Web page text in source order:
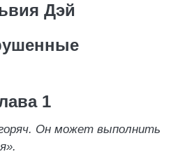
Дэй
1
Он может выполнить